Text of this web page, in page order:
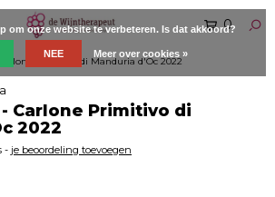
0
Primitivo di Manduria d'Oc 2022
Carlone Primitivo di
2022
- je beoordeling toevoegen
om onze website te verbeteren. Is dat akkoord?
NEE Meer over cookies »